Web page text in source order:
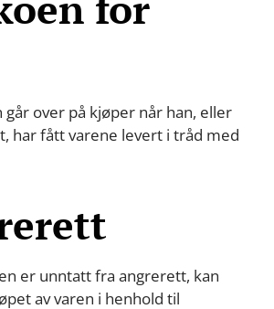
går over på kjøper når han, eller
har fått varene levert i tråd med
er unntatt fra angrerett, kan
av varen i henhold til